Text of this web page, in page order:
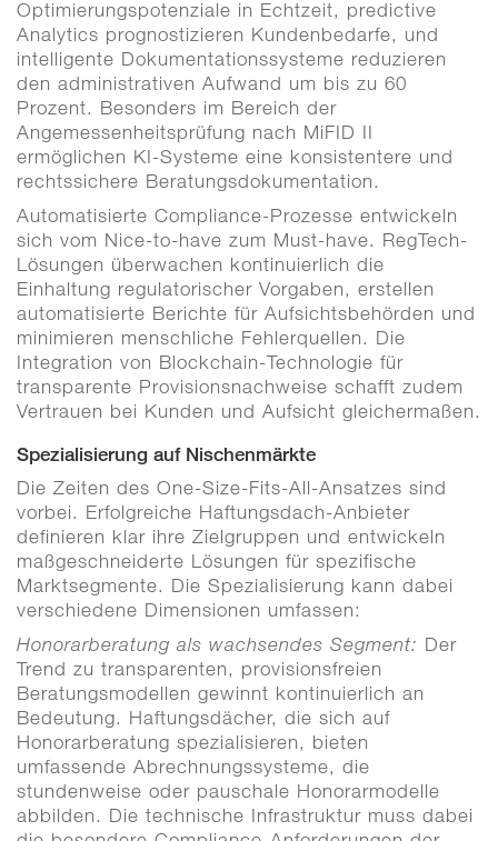
Optimierungspotenziale in Echtzeit, predictive
Analytics prognostizieren Kundenbedarfe, und
intelligente Dokumentationssysteme reduzieren
den administrativen Aufwand um bis zu 60
Prozent. Besonders im Bereich der
Angemessenheitsprüfung nach MiFID II
ermöglichen KI-Systeme eine konsistentere und
rechtssichere Beratungsdokumentation.
Automatisierte Compliance-Prozesse entwickeln
sich vom Nice-to-have zum Must-have. RegTech-
Lösungen überwachen kontinuierlich die
Einhaltung regulatorischer Vorgaben, erstellen
automatisierte Berichte für Aufsichtsbehörden und
minimieren menschliche Fehlerquellen. Die
Integration von Blockchain-Technologie für
transparente Provisionsnachweise schafft zudem
Vertrauen bei Kunden und Aufsicht gleichermaßen.
Spezialisierung auf Nischenmärkte
Die Zeiten des One-Size-Fits-All-Ansatzes sind
vorbei. Erfolgreiche Haftungsdach-Anbieter
definieren klar ihre Zielgruppen und entwickeln
maßgeschneiderte Lösungen für spezifische
Marktsegmente. Die Spezialisierung kann dabei
verschiedene Dimensionen umfassen:
Honorarberatung als wachsendes Segment: Der
Trend zu transparenten, provisionsfreien
Beratungsmodellen gewinnt kontinuierlich an
Bedeutung. Haftungsdächer, die sich auf
Honorarberatung spezialisieren, bieten
umfassende Abrechnungssysteme, die
stundenweise oder pauschale Honorarmodelle
abbilden. Die technische Infrastruktur muss dabei